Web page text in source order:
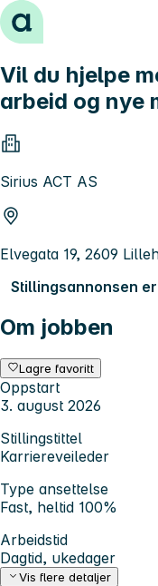
Hopp til innhold
Vil du hjelpe
arbeid og nye
Sirius ACT AS
Elvegata 19, 2609
Stillingsannonsen
Om jobben
Lagre favoritt
Oppstart
3. august 2026
Stillingstittel
Karriereveileder
Type ansettelse
Fast, heltid 100%
Arbeidstid
Dagtid, ukedager
Vis flere detaljer